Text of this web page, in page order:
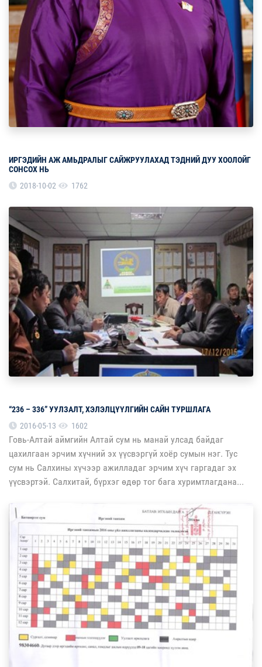
ИРГЭДИЙН АЖ АМЬДРАЛЫГ САЙЖРУУЛАХАД ТЭДНИЙ ДУУ ХООЛОЙГ
СОНСОХ НЬ
2018-10-02
1762
“236 – 336” УУЛЗАЛТ, ХЭЛЭЛЦҮҮЛГИЙН САЙН ТУРШЛАГА
2016-05-13
1602
Говь-Алтай аймгийн Алтай сум нь манай улсад байдаг
цахилгаан эрчим хүчний эх үүсвэргүй хоёр сумын нэг. Тус
сум нь Салхины хүчээр ажилладаг эрчим хүч гаргадаг эх
үүсвэртэй. Салхитай, бүрхэг өдөр тог бага хуримтлагдана...